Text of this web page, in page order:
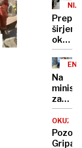
NIJZ
okužb:
Pomen
in
Na
očitke
o
v
OKUŽBE
Pozor!
Gripa